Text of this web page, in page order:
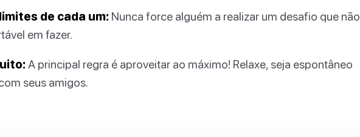
de cada um: Nunca force alguém a realizar um desafio que não
em fazer.
A principal regra é aproveitar ao máximo! Relaxe, seja espontâneo
seus amigos.